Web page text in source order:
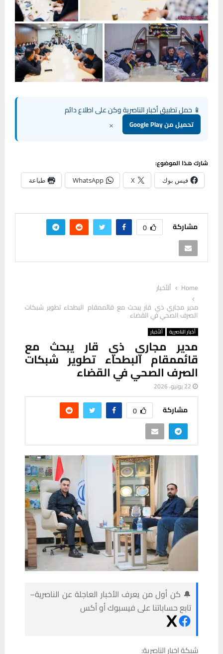
📱 حمل تطبيق أخبار الناصرية وكن على اطلاع دائم
تحميل من Google Play ×
شارك هذا الموضوع:
فيس بوك X
WhatsApp طباعة
مشاركة 0
Home
ألأخبار
مدير مجاري ذي قار يبحث مع قائممقام البطحاء تطوير شبكات
الصرف الصحي في القضاء
أخبار الناصرية ألأخبار
مدير مجاري ذي قار يبحث مع
قائممقام البطحاء تطوير شبكات
الصرف الصحي في القضاء
22 يونيو، 2026
مشاركة 0
🔔 كن أول من يعرف الأخبار العاجلة عن الناصرية–
تابع حساباتنا على فيسبوك أو أكس
شبكة اخبار الناصرية: